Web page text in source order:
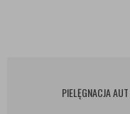
PIELĘGNACJA AUT